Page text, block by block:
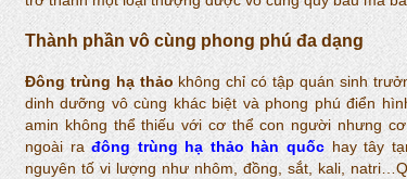
Thành phần vô cùng phong phú đa dạng
Đông trùng hạ thảo không chỉ có tập quán sinh
dinh dưỡng vô cùng khác biệt và phong phú điển
amin không thể thiếu với cơ thể con người nhưng
ngoài rađông trùng hạ thảo hàn quốc hay tây
nguyên tố vi lượng như nhôm, đồng, sắt, kali,